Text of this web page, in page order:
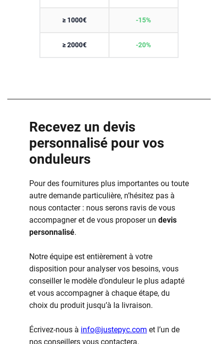
≥ 1000€ -15%
≥ 2000€ -20%
Recevez un devis
personnalisé pour vos
onduleurs
Pour des fournitures plus importantes ou toute
autre demande particulière, n’hésitez pas à
nous contacter : nous serons ravis de vous
accompagner et de vous proposer un devis
personnalisé.
Notre équipe est entièrement à votre
disposition pour analyser vos besoins, vous
conseiller le modèle d’onduleur le plus adapté
et vous accompagner à chaque étape, du
choix du produit jusqu’à la livraison.
Écrivez-nous à info@justepyc.com et l’un de
nos conseillers vous contactera.